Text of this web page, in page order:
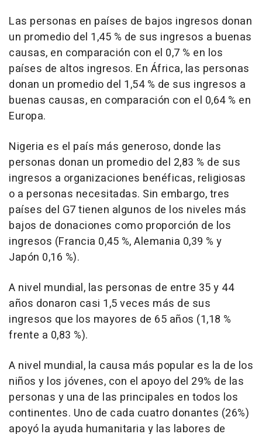
Las personas en países de bajos ingresos donan
un promedio del 1,45 % de sus ingresos a buenas
causas, en comparación con el 0,7 % en los
países de altos ingresos. En África, las personas
donan un promedio del 1,54 % de sus ingresos a
buenas causas, en comparación con el 0,64 % en
Europa.
Nigeria es el país más generoso, donde las
personas donan un promedio del 2,83 % de sus
ingresos a organizaciones benéficas, religiosas
o a personas necesitadas. Sin embargo, tres
países del G7 tienen algunos de los niveles más
bajos de donaciones como proporción de los
ingresos (Francia 0,45 %, Alemania 0,39 % y
Japón 0,16 %).
A nivel mundial, las personas de entre 35 y 44
años donaron casi 1,5 veces más de sus
ingresos que los mayores de 65 años (1,18 %
frente a 0,83 %).
A nivel mundial, la causa más popular es la de los
niños y los jóvenes, con el apoyo del 29% de las
personas y una de las principales en todos los
continentes. Uno de cada cuatro donantes (26%)
apoyó la ayuda humanitaria y las labores de